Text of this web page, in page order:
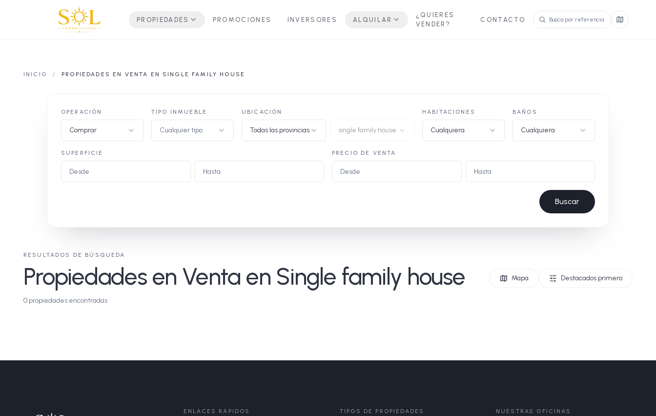
PROPIEDADES PROMOCIONES INVERSORES ALQUILAR
¿QUIERES
VENDER?
CONTACTO
INICIO / PROPIEDADES EN VENTA EN SINGLE FAMILY HOUSE
OPERACIÓN
Comprar
TIPO INMUEBLE
Cualquier tipo
UBICACIÓN
Todas las provincias single family house
HABITACIONES
Cualquiera
BAÑOS
Cualquiera
SUPERFICIE PRECIO DE VENTA
Buscar
RESULTADOS DE BÚSQUEDA
Propiedades en Venta en Single family house Mapa Destacados primero
0 propiedades encontradas
ENLACES RÁPIDOS TIPOS DE PROPIEDADES NUESTRAS OFICINAS